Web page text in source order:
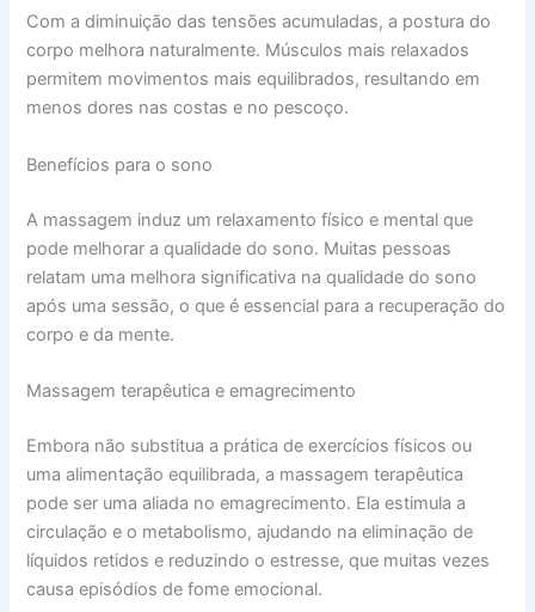
Com a diminuição das tensões acumuladas, a postura do
corpo melhora naturalmente. Músculos mais relaxados
permitem movimentos mais equilibrados, resultando em
menos dores nas costas e no pescoço.
Benefícios para o sono
A massagem induz um relaxamento físico e mental que
pode melhorar a qualidade do sono. Muitas pessoas
relatam uma melhora significativa na qualidade do sono
após uma sessão, o que é essencial para a recuperação do
corpo e da mente.
Massagem terapêutica e emagrecimento
Embora não substitua a prática de exercícios físicos ou
uma alimentação equilibrada, a massagem terapêutica
pode ser uma aliada no emagrecimento. Ela estimula a
circulação e o metabolismo, ajudando na eliminação de
líquidos retidos e reduzindo o estresse, que muitas vezes
causa episódios de fome emocional.